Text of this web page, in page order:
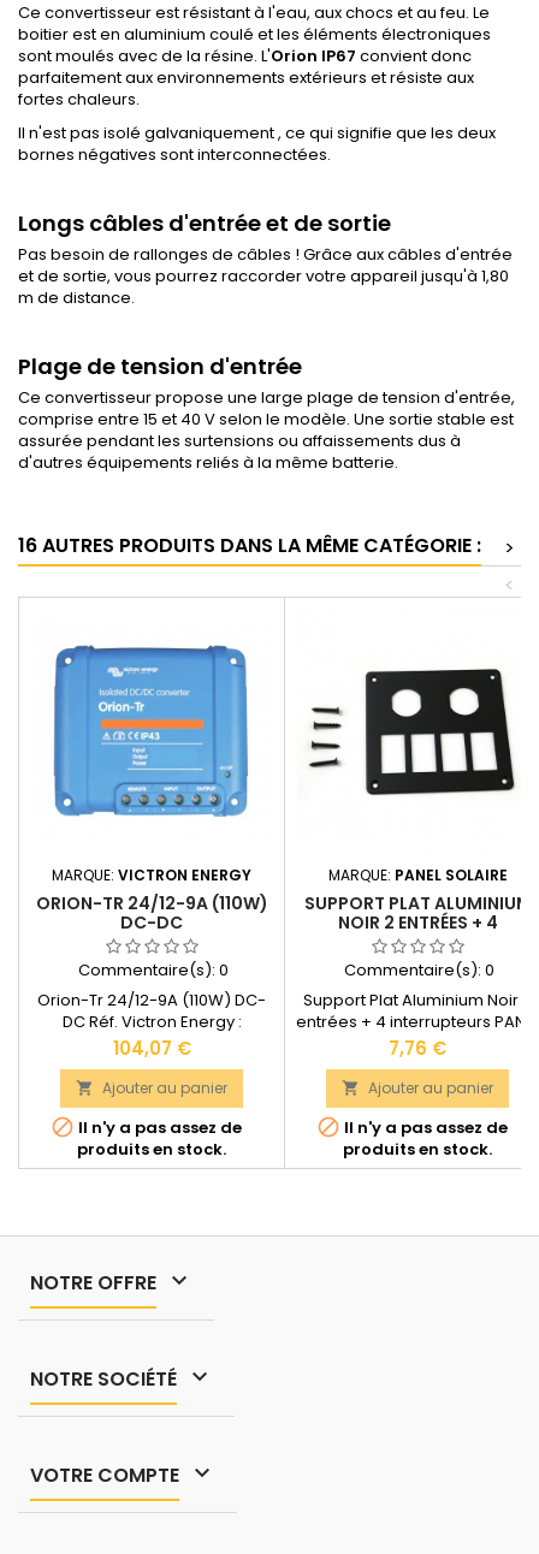
Ce convertisseur est résistant à l'eau, aux chocs et au feu. Le
boitier est en aluminium coulé et les éléments électroniques
sont moulés avec de la résine. L'Orion IP67 convient donc
parfaitement aux environnements extérieurs et résiste aux
fortes chaleurs.
Il n'est pas isolé galvaniquement , ce qui signifie que les deux
bornes négatives sont interconnectées.
Longs câbles d'entrée et de sortie
Pas besoin de rallonges de câbles ! Grâce aux câbles d'entrée
et de sortie, vous pourrez raccorder votre appareil jusqu'à 1,80
m de distance.
Plage de tension d'entrée
Ce convertisseur propose une large plage de tension d'entrée,
comprise entre 15 et 40 V selon le modèle. Une sortie stable est
assurée pendant les surtensions ou affaissements dus à
d'autres équipements reliés à la même batterie.
16 AUTRES PRODUITS DANS LA MÊME CATÉGORIE :
>
<
MARQUE: VICTRON ENERGY
ORION-TR 24/12-9A (110W)
DC-DC
Commentaire(s): 0
Orion-Tr 24/12-9A (110W) DC-
DC Réf. Victron Energy :
ORI241210110Garantie : 5
ansSection de câble maximale
: 6 mm2Dimensions : 110 x 113 x
47 mmPoids : 0,42
kgDocumentation technique
disponible dans les
"DOCUMENTS JOINTS".
Prix
104,07 €
 Ajouter au panier
 Il n'y a pas assez de
produits en stock.
MARQUE: PANEL SOLAIRE
SUPPORT PLAT ALUMINIUM
NOIR 2 ENTRÉES + 4
INTERRUPTEURS PANEL
SOLAIRE
Commentaire(s): 0
Support Plat Aluminium Noir 2
entrées + 4 interrupteurs PANEL
SOLAIRE Emplacements pour
entrées : 2 Emplacements pour
interrupteurs : 4 Matériau utilisé
: Aluminium Dimensions : 129 x
120 x 3 mm
Prix
7,76 €
 Ajouter au panier
 Il n'y a pas assez de
produits en stock.
NOTRE OFFRE 
NOTRE SOCIÉTÉ 
VOTRE COMPTE 